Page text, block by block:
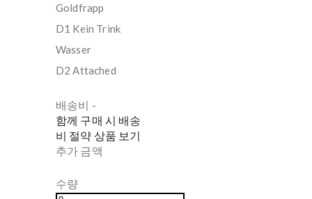
Goldfrapp
D1 Kein Trink
Wasser
D2 Attached
배송비 -
함께 구매 시 배송
비 절약 상품 보기
추가 금액
수량